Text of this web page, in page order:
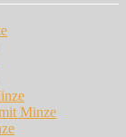
Minze